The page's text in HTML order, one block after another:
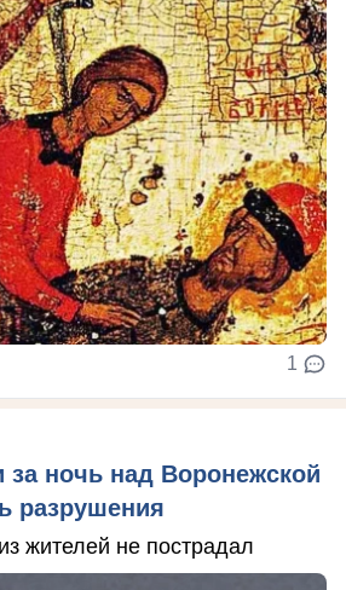
1
ночь над Воронежской
разрушения
жителей не пострадал